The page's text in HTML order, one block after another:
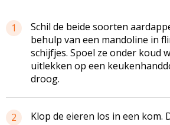
1
Schil de beide soorten
behulp van een mandoline in
schijfjes. Spoel ze onder koud
uitlekken op een
droog.
2
Klop de eieren los in een kom.